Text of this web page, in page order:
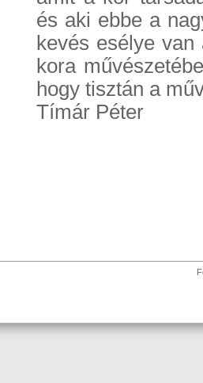
és aki ebbe a
kevés esélye
kora
hogy tisztán a
Tímár Péter